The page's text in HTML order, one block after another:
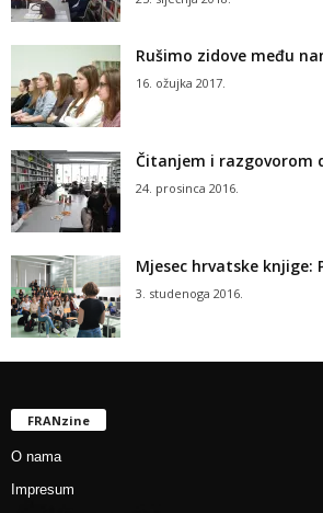
Rušimo zidove među
16. ožujka 2017.
Čitanjem i razgovorom
24. prosinca 2016.
Mjesec hrvatske knjige:
3. studenoga 2016.
FRANzine
O nama
Impresum